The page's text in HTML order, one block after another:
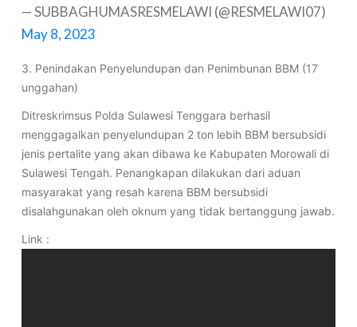
— SUBBAGHUMASRESMELAWI (@RESMELAWI07)
May 8, 2023
3. Penindakan Penyelundupan dan Penimbunan BBM (17
unggahan)
Ditreskrimsus Polda Sulawesi Tenggara berhasil
menggagalkan penyelundupan 2 ton lebih BBM bersubsidi
jenis pertalite yang akan dibawa ke Kabupaten Morowali di
Sulawesi Tengah. Penangkapan dilakukan dari aduan
masyarakat yang resah karena BBM bersubsidi
disalahgunakan oleh oknum yang tidak bertanggung jawab.
Link :